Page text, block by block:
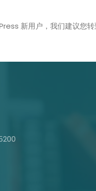
新用户，我们建议您转